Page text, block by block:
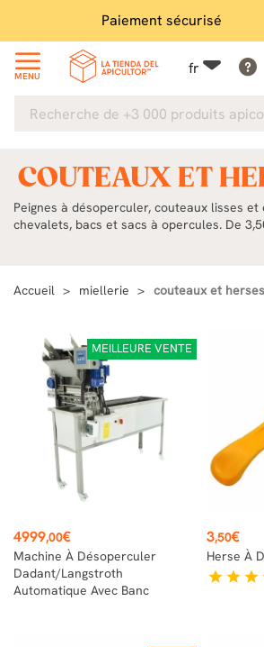
Grand choix en stock
MENU fr
COUTEAUX ET
Peignes à désoperculer, couteaux lisses
chevalets, bacs et sacs à opercules. De
Accueil miellerie couteaux et herses
MEILLEURE VENTE
Prix
4999,00€
Machine À Désoperculer
Dadant/Langstroth
Automatique Avec Banc
Prix
3,50€
Herse À
star star star